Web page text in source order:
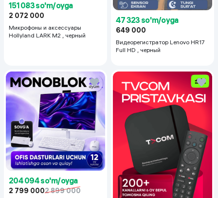
151 083 so'm/oyga
2 072 000
Микрофоны и аксессуары
Hollyland LARK M2 , черный
47 323 so'm/oyga
649 000
Видеорегистратор Lenovo HR17
Full HD , черный
204 094 so'm/oyga
2 799 0002 899 000